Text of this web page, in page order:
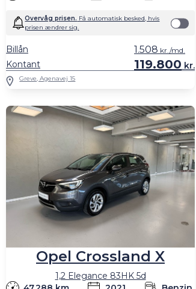
Overvåg prisen. Få automatisk besked, hvis
prisen ændrer sig.
Kontant 119.800 kr.
Billån 1.508 kr./md.
Greve, Agenavej 15
Opel Crossland X
1,2 Elegance 83HK 5d